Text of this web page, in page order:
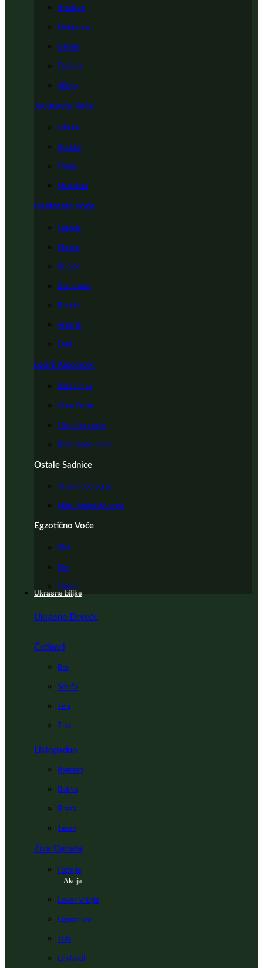
Breskva
Nektarina
Kajsija
Trešnja
Višnja
Jabučasto Voće
Jabuka
Kruška
Dunja
Mušmula
Bobičasto Voće
Jagode
Maline
Kupine
Borovnice
Ribizle
Aronija
Dud
Lozni Kalemovi
Bele Sorte
Crne Sorte
Hibridne sorte
Besemene sorte
Ostale Sadnice
Autohtone sorte
Mini i Stubasto voće
Egzotično Voće
Kivi
Nar
Limun
Ukrasne biljke
Ukrasno Drveće
Četinari
Bor
Smrča
Jela
Tisa
Listopadno
Bagrem
Bukva
Breza
Jasen
Živa Ograda
Fotinija
Akcija
Lovor Višnja
Ligustrum
Tuja
Leylandii